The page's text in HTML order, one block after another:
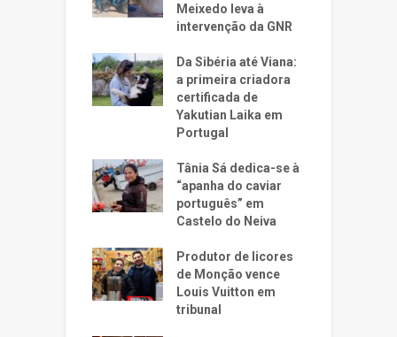
Meixedo leva à
intervenção da GNR
Da Sibéria até Viana:
a primeira criadora
certificada de
Yakutian Laika em
Portugal
Tânia Sá dedica-se à
“apanha do caviar
português” em
Castelo do Neiva
Produtor de licores
de Monção vence
Louis Vuitton em
tribunal